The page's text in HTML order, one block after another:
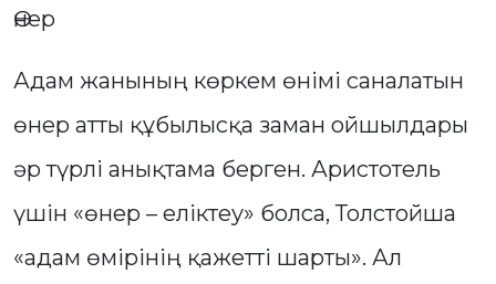
Өнер
Адам жанының көркем өнімі саналатын
өнер атты құбылысқа заман ойшылдары
әр түрлі анықтама берген. Аристотель
үшін «өнер – еліктеу» болса, Толстойша
«адам өмірінің қажетті шарты». Ал